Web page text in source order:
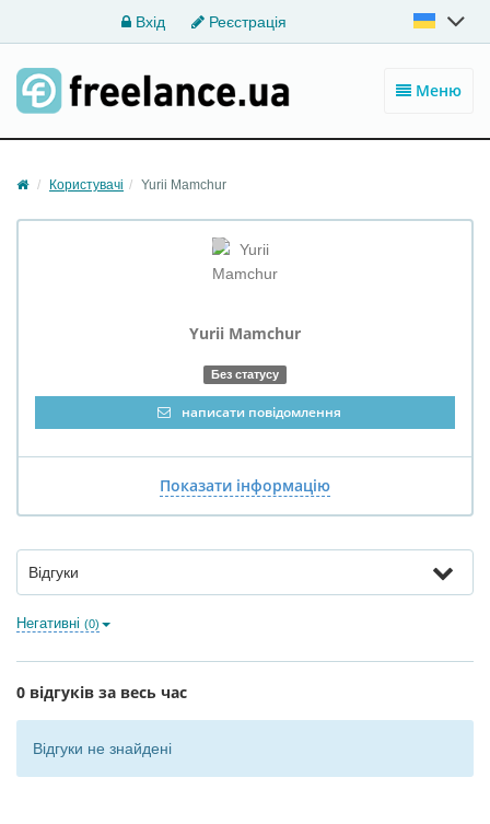
Вхід Реєстрація
Меню
Користувачі Yurii Mamchur
Yurii Mamchur
Без статусу
написати повідомлення
Показати інформацію
Відгуки
Негативні (0)
0 відгуків за весь час
Відгуки не знайдені